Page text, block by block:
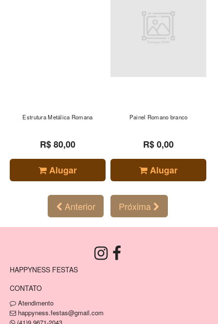
Estrutura Metálica Romana
R$ 80,00
Alugar
Painel Romano branco
R$ 0,00
Alugar
Anterior Próxima
HAPPYNESS FESTAS
CONTATO
Atendimento
happyness.festas@gmail.com